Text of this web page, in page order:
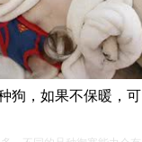
狗，如果不保暖，可